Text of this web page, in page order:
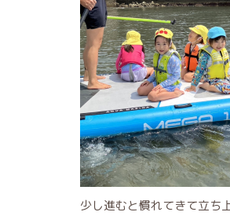
少し進むと慣れてきて立ち